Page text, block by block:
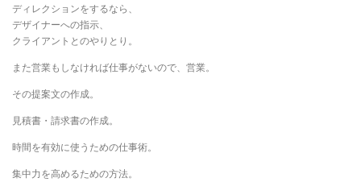
ディレクションをするなら、
デザイナーへの指示、
クライアントとのやりとり。
また営業もしなければ仕事がないので、営業。
その提案文の作成。
見積書・請求書の作成。
時間を有効に使うための仕事術。
集中力を高めるための方法。